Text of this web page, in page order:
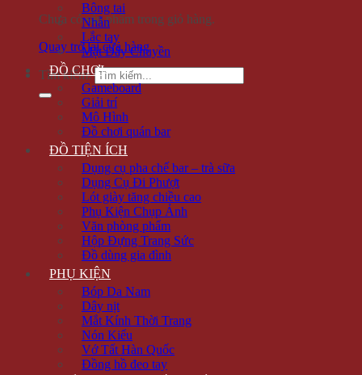
Chưa có sản phẩm trong giỏ hàng.
Quay trở lại cửa hàng
Tìm kiếm:
Bông tai
Nhẫn
Lắc tay
Mặt Dây Chuyền
ĐỒ CHƠI
Gameboard
Giải trí
Mô Hình
Đồ chơi quán bar
ĐỒ TIỆN ÍCH
Dụng cụ pha chế bar – trà sữa
Dụng Cụ Đi Phượt
Lót giày tăng chiều cao
Phụ Kiện Chụp Ảnh
Văn phòng phẩm
Hộp Đựng Trang Sức
Đồ dùng gia đình
PHỤ KIỆN
Bóp Da Nam
Dây nịt
Mắt Kính Thời Trang
Nón Kiểu
Vớ Tất Hàn Quốc
Đồng hồ đeo tay